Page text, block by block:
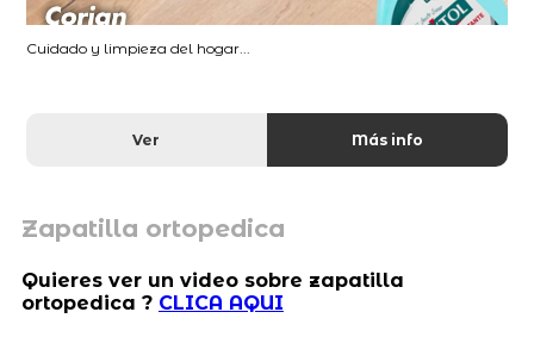
Cuidado y limpieza del hogar...
Ver Más info
Zapatilla ortopedica
Quieres ver un video sobre zapatilla
ortopedica ? CLICA AQUI